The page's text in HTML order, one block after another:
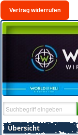
Vertrag widerrufen
Übersicht